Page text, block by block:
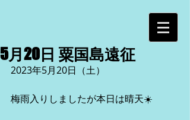
5月20日 粟国島遠征
2023年5月20日（土）
梅雨入りしましたが本日は晴天☀️